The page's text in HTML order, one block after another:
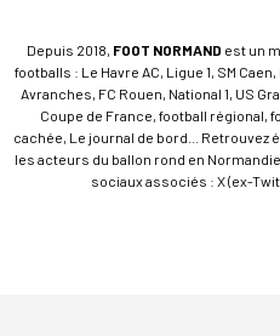
Depuis 2018, FOOT NORMAND est un
footballs : Le Havre AC, Ligue 1, SM
Avranches, FC Rouen, National 1, US
Coupe de France, football régional,
cachée, Le journal de bord...
les acteurs du ballon rond en
sociaux associés : X (ex-